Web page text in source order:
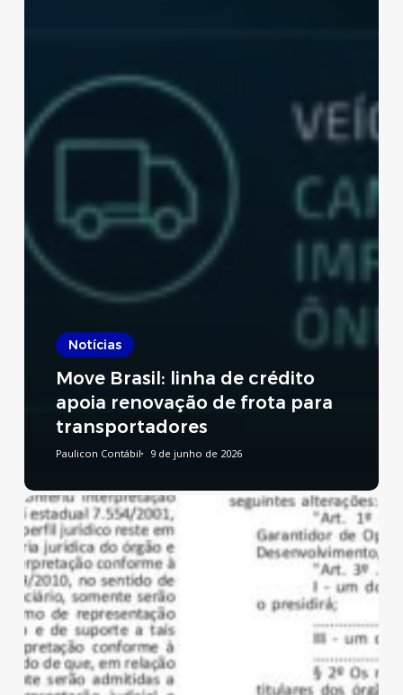
Notícias
Move Brasil: linha de crédito
apoia renovação de frota para
transportadores
Paulicon Contábil 9 de junho de 2026
Reforma
Tributária:
publicado
decreto
que
regulamenta
a
CBS